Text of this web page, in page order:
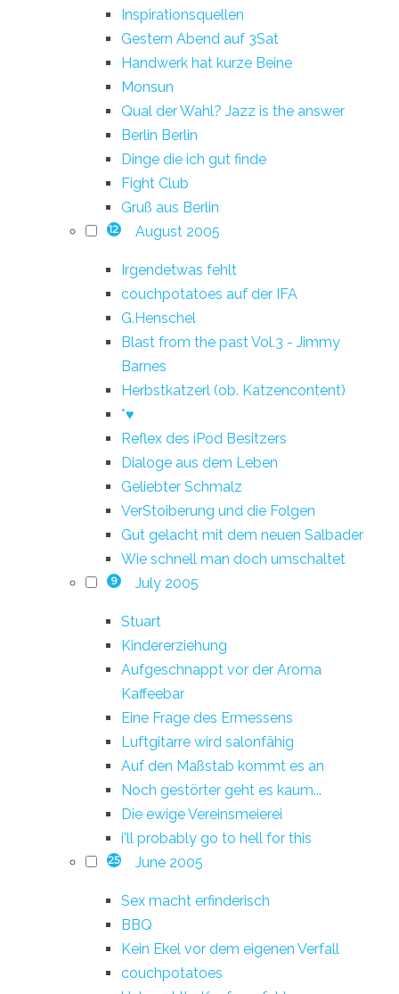
Inspirationsquellen
Gestern Abend auf 3Sat
Handwerk hat kurze Beine
Monsun
Qual der Wahl? Jazz is the answer
Berlin Berlin
Dinge die ich gut finde
Fight Club
Gruß aus Berlin
12 August 2005
Irgendetwas fehlt
couchpotatoes auf der IFA
G.Henschel
Blast from the past Vol.3 - Jimmy
Barnes
Herbstkatzerl (ob. Katzencontent)
*♥
Reflex des iPod Besitzers
Dialoge aus dem Leben
Geliebter Schmalz
VerStoiberung und die Folgen
Gut gelacht mit dem neuen Salbader
Wie schnell man doch umschaltet
9 July 2005
Stuart
Kindererziehung
Aufgeschnappt vor der Aroma
Kaffeebar
Eine Frage des Ermessens
Luftgitarre wird salonfähig
Auf den Maßstab kommt es an
Noch gestörter geht es kaum...
Die ewige Vereinsmeierei
i'll probably go to hell for this
25 June 2005
Sex macht erfinderisch
BBQ
Kein Ekel vor dem eigenen Verfall
couchpotatoes